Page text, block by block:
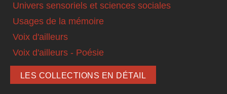
Univers sensoriels et sciences sociales
Usages de la mémoire
Voix d'ailleurs
Voix d'ailleurs - Poésie
LES COLLECTIONS EN DÉTAIL